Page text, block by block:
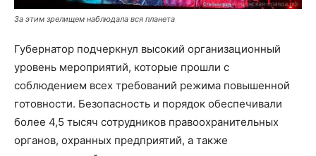
За этим зрелищем наблюдала вся планета
Губернатор подчеркнул высокий организационный
уровень мероприятий, которые прошли с
соблюдением всех требований режима повышенной
готовности. Безопасность и порядок обеспечивали
более 4,5 тысяч сотрудников правоохранительных
органов, охранных предприятий, а также